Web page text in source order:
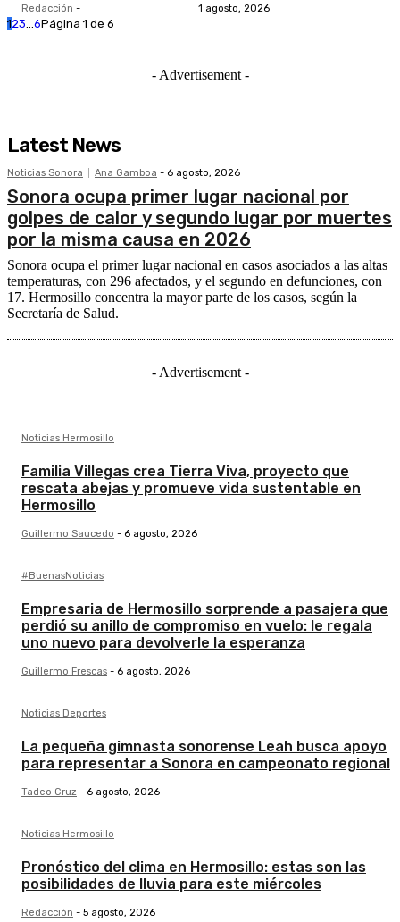
Redacción - 1 agosto, 2026
123...6Página 1 de 6
- Advertisement -
Latest News
Noticias Sonora Ana Gamboa - 6 agosto, 2026
Sonora ocupa primer lugar nacional por
golpes de calor y segundo lugar por muertes
por la misma causa en 2026
Sonora ocupa el primer lugar nacional en casos asociados a las altas
temperaturas, con 296 afectados, y el segundo en defunciones, con
17. Hermosillo concentra la mayor parte de los casos, según la
Secretaría de Salud.
- Advertisement -
Noticias Hermosillo
Familia Villegas crea Tierra Viva, proyecto que
rescata abejas y promueve vida sustentable en
Hermosillo
Guillermo Saucedo - 6 agosto, 2026
#BuenasNoticias
Empresaria de Hermosillo sorprende a pasajera que
perdió su anillo de compromiso en vuelo: le regala
uno nuevo para devolverle la esperanza
Guillermo Frescas - 6 agosto, 2026
Noticias Deportes
La pequeña gimnasta sonorense Leah busca apoyo
para representar a Sonora en campeonato regional
Tadeo Cruz - 6 agosto, 2026
Noticias Hermosillo
Pronóstico del clima en Hermosillo: estas son las
posibilidades de lluvia para este miércoles
Redacción - 5 agosto, 2026